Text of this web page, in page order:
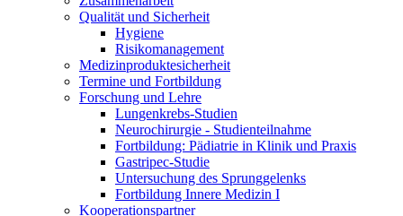
Qualität und Sicherheit
Hygiene
Risikomanagement
Medizinproduktesicherheit
Termine und Fortbildung
Forschung und Lehre
Lungenkrebs-Studien
Neurochirurgie - Studienteilnahme
Fortbildung: Pädiatrie in Klinik und Praxis
Gastripec-Studie
Untersuchung des Sprunggelenks
Fortbildung Innere Medizin I
Kooperationspartner